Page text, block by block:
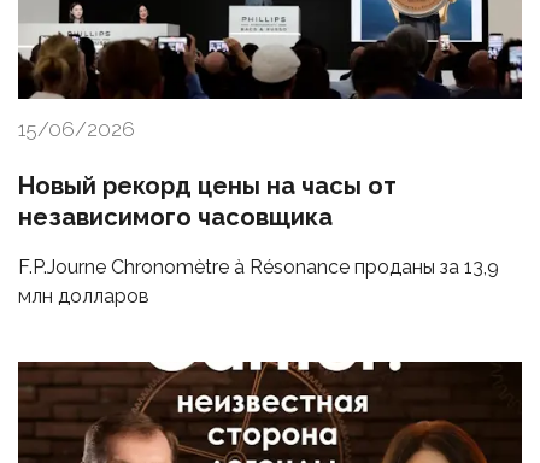
15/06/2026
Новый рекорд цены на часы от
независимого часовщика
F.P.Journe Chronomètre à Résonance проданы за 13,9
млн долларов